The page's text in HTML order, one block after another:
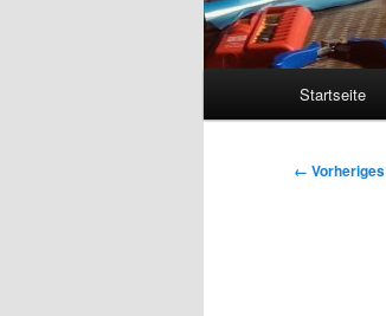
Startseite
Bilder-
← Vorheriges